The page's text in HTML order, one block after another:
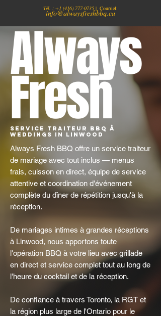
Tél. : +1 (416) 777-0735 | Courriel:
info@alwaysfreshbbq.ca
Always
Fresh
Service traiteur BBQ à
Weddings in Linwood
Always Fresh BBQ offre un service traiteur
de mariage avec tout inclus — menus
frais, cuisson en direct, équipe de service
attentive et coordination d'événement
complète du dîner de répétition jusqu'à la
réception.
De mariages intimes à grandes réceptions
à Linwood, nous apportons toute
l'opération BBQ à votre lieu avec grillade
en direct et service complet tout au long de
l'heure du cocktail et de la réception.
De confiance à travers Toronto, la RGT et
la région plus large de l'Ontario pour le